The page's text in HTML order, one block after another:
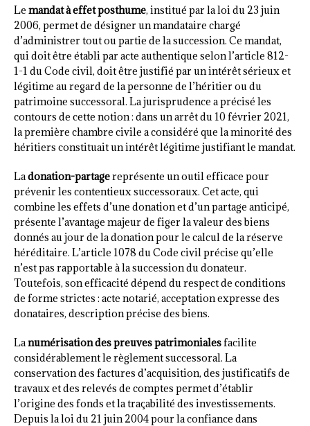
Le mandat à effet posthume, institué par la loi du 23 juin
2006, permet de désigner un mandataire chargé
d’administrer tout ou partie de la succession. Ce mandat,
qui doit être établi par acte authentique selon l’article 812-
1-1 du Code civil, doit être justifié par un intérêt sérieux et
légitime au regard de la personne de l’héritier ou du
patrimoine successoral. La jurisprudence a précisé les
contours de cette notion : dans un arrêt du 10 février 2021,
la première chambre civile a considéré que la minorité des
héritiers constituait un intérêt légitime justifiant le mandat.
Ladonation-partagereprésente un outil efficace pour
prévenir les contentieux successoraux. Cet acte, qui
combine les effets d’une donation et d’un partage anticipé,
présente l’avantage majeur de figer la valeur des biens
donnés au jour de la donation pour le calcul de la réserve
héréditaire. L’article 1078 du Code civil précise qu’elle
n’est pas rapportable à la succession du donateur.
Toutefois, son efficacité dépend du respect de conditions
de forme strictes : acte notarié, acceptation expresse des
donataires, description précise des biens.
Lanumérisation des preuves patrimonialesfacilite
considérablement le règlement successoral. La
conservation des factures d’acquisition, des justificatifs de
travaux et des relevés de comptes permet d’établir
l’origine des fonds et la traçabilité des investissements.
Depuis la loi du 21 juin 2004 pour la confiance dans